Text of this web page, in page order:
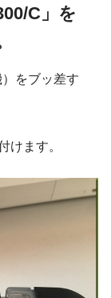
C」を
をブッ差す
けます。